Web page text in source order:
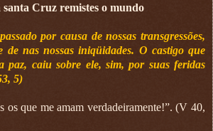
santa Cruz remistes o mundo
por causa de nossas transgressões,
de nas nossas iniqüidades. O castigo que
paz, caiu sobre ele, sim, por suas feridas
5)
os que me amam verdadeiramente!”. (V 40,